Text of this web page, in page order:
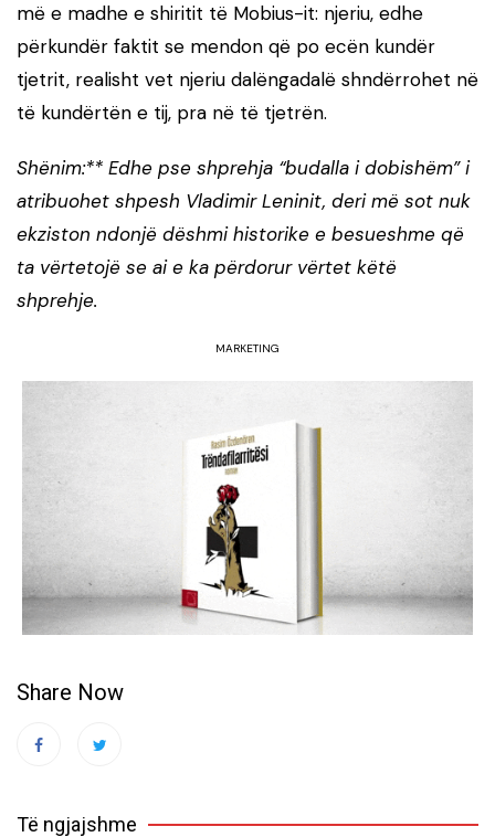
më e madhe e shiritit të Mobius-it: njeriu, edhe
përkundër faktit se mendon që po ecën kundër
tjetrit, realisht vet njeriu dalëngadalë shndërrohet në
të kundërtën e tij, pra në të tjetrën.
Shënim:** Edhe pse shprehja “budalla i dobishëm” i
atribuohet shpesh Vladimir Leninit, deri më sot nuk
ekziston ndonjë dëshmi historike e besueshme që
ta vërtetojë se ai e ka përdorur vërtet këtë
shprehje.
MARKETING
Share Now
Të ngjajshme